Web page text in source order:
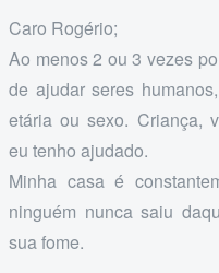
Caro Rogério;
Ao menos 2 ou 3 vezes
de ajudar seres
etária ou sexo. Criança,
eu tenho ajudado.
Minha casa é
ninguém nunca saiu
sua fome.